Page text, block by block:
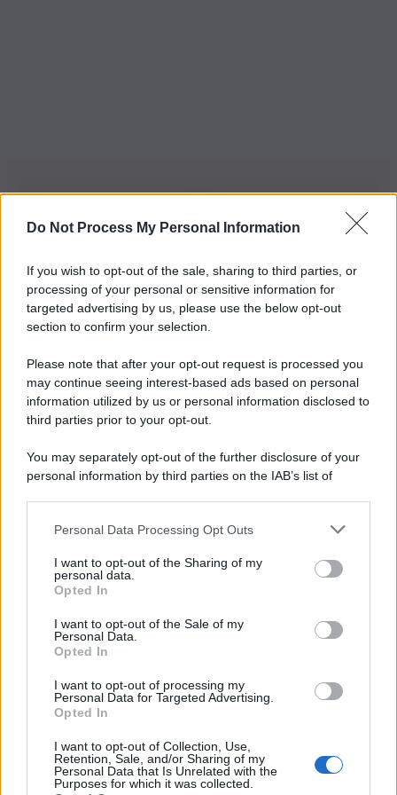
Do Not Process My Personal Information
If you wish to opt-out of the sale, sharing to third parties, or
processing of your personal or sensitive information for
targeted advertising by us, please use the below opt-out
section to confirm your selection.
Please note that after your opt-out request is processed you
may continue seeing interest-based ads based on personal
information utilized by us or personal information disclosed to
third parties prior to your opt-out.
You may separately opt-out of the further disclosure of your
personal information by third parties on the IAB’s list of
This information may also be disclosed by us to third parties
disclose it to other third parties.
Personal Data Processing Opt Outs
I want to opt-out of the Sharing of my
personal data.
Opted In
I want to opt-out of the Sale of my
Personal Data.
Opted In
I want to opt-out of processing my
Personal Data for Targeted Advertising.
Opted In
I want to opt-out of Collection, Use,
Retention, Sale, and/or Sharing of my
Personal Data that Is Unrelated with the
Purposes for which it was collected.
Iscriviti alla nostra Newsletter
Iscriviti alla nostra newsletter per non perdere le ultime
novità
Iscriviti Ora
© 2026 | Ediservice s.r.l. 95126 Catania – Via Principe
01153210875 – Quotidiano di Sicilia usufruisce dei
contributi di cui al D.lgs n. 70/2017
Chi Siamo
Fondazione Etica e Valori Marilù Tregua
Lavora con noi
Gerenza